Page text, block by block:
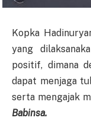
Kopka
yang
positif, dimana
dapat menjaga
serta mengajak
Babinsa.